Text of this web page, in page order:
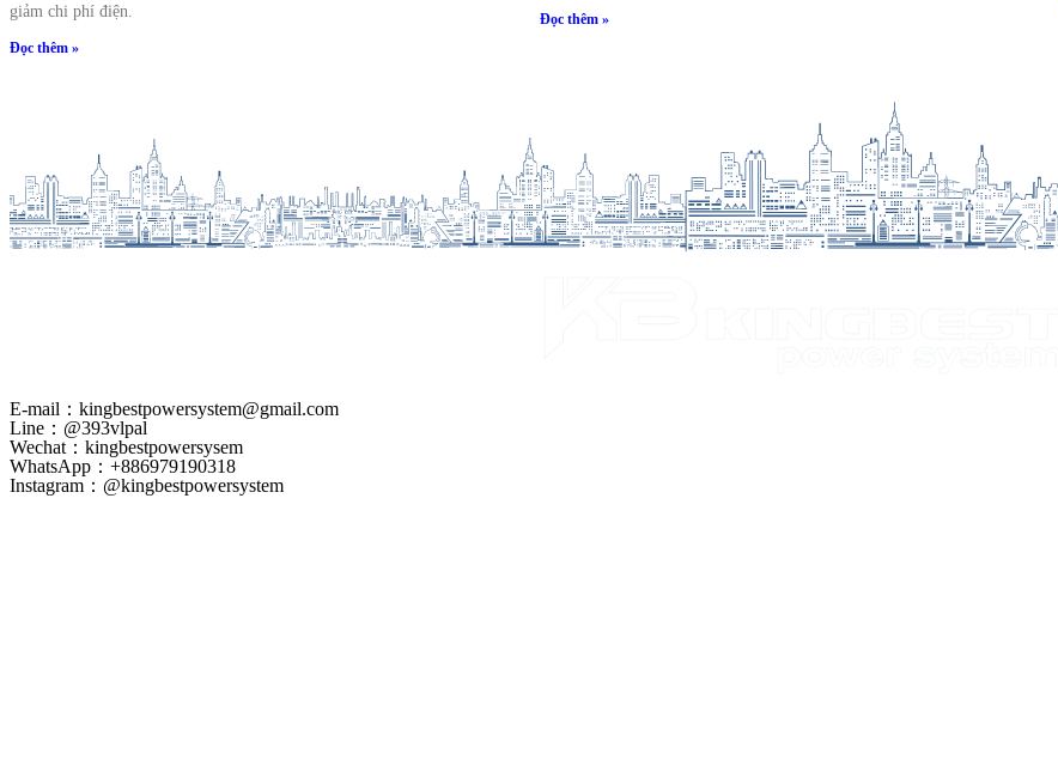
giảm chi phí điện.
Đọc thêm »
Đọc thêm »
E-mail：kingbestpowersystem@gmail.com
Line：@393vlpal
Wechat：kingbestpowersysem
WhatsApp：+886979190318
Instagram：@kingbestpowersystem